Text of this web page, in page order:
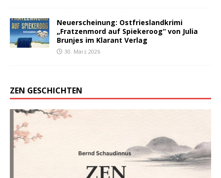
Neuerscheinung: Ostfrieslandkrimi
„Fratzenmord auf Spiekeroog“ von Julia
Brunjes im Klarant Verlag
30. März 2026
ZEN GESCHICHTEN